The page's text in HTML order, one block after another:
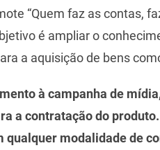
“Quem faz as contas,
é ampliar o
a aquisição de bens
à campanha de
a contratação do
qualquer modalidade de